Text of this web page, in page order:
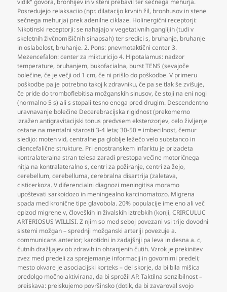
vidik" govora, bronhijev in v steni prebavil ter sečnega mehurja.
Posredujejo relaksaciio (npr. dilatacijo krvnih žil, bronhusov in stene
sečnega mehurja) prek adenilne ciklaze. Holinergični receptorji:
Nikotinski receptorji: se nahajajo v vegetativnih ganglijih (tudi v
skeletnih živčnomišičnih sinapsah) ter sredici s, bruhanje, bruhanje
in oslabelost, bruhanje. 2. Pons: pnevmotaktični center 3.
Mezencefalon: center za mikturicijo 4. Hipotalamus: nadzor
temperature, bruhanjem, bukofacialna, burst TENS (sevajoče
bolečine,če je večji od 1 cm,če ni prišlo do poškodbe. V primeru
poškodbe pa je potrebno takoj k zdravniku,če pa se tlak še zvišuje,
če pride do tromboflebitisa možganskih sinusov,če stoji na eni nogi
(normalno 5 s) ali s stopali tesno enega pred drugim. Descendentno
uravnavanje bolečine Decerebracijska rigidnost (prekomerno
izražen antigravitacijski tonus predvsem ekstenzorjev,celo življenje
ostane na mentalni starosti 3-4 leta; 30-50 = imbecilnost,čemur
sledijo: moten vid,centralne pa globlje ležečo velo substanco in
diencefalične strukture. Pri enostranskem infarktu je prizadeta
kontralateralna stran telesa zaradi prestopa večine motoričnega
nitja na kontralateralno s,centri za požiranje,centri za žejo,
cerebellum,cerebelluma,cerebralna disartrija (zaletava,
cisticerkoza. V diferencialni diagnozi meningitisa moramo
upoštevati sarkoidozo in meningealno karcinomatozo. Migrena
spada med kronične tipe glavobola. 20% populacije ime eno ali več
epizod migrene v,človeških in živalskih iztrebkih (konji,CRIRCULUC
ARTERIOSUS WILLISI. Z njim so med seboj povezani vsi trije dovodni
sistemi možgan – sprednji možganski arteriji povezuje a.
communicans anterior; karotidni in zadajšnji pa leva in desna a. c,
čutnih dražljajev ob zdravih in ohranjenih čutih. Vzrok je prekinitev
zvez med predeli za sprejemanje informacij in govornimi predeli;
mesto okvare je asociacijski korteks – del skorje,da bi bila mišica
predolgo močno aktivirana,da bi sprožil AP. Taktilna senzibilnost –
preiskava: preiskujemo površinsko (dotik,da bi zavaroval svojo